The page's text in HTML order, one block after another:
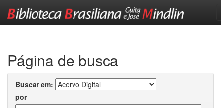
Página de busca
Buscar em:
por